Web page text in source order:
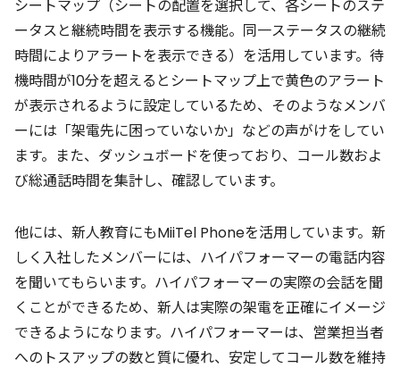
シートマップ（シートの配置を選択して、各シートのステ
ータスと継続時間を表示する機能。同一ステータスの継続
時間によりアラートを表示できる）を活用しています。待
機時間が10分を超えるとシートマップ上で黄色のアラート
が表示されるように設定しているため、そのようなメンバ
ーには「架電先に困っていないか」などの声がけをしてい
ます。また、ダッシュボードを使っており、コール数およ
び総通話時間を集計し、確認しています。
他には、新人教育にもMiiTel Phoneを活用しています。新
しく入社したメンバーには、ハイパフォーマーの電話内容
を聞いてもらいます。ハイパフォーマーの実際の会話を聞
くことができるため、新人は実際の架電を正確にイメージ
できるようになります。ハイパフォーマーは、営業担当者
へのトスアップの数と質に優れ、安定してコール数を維持